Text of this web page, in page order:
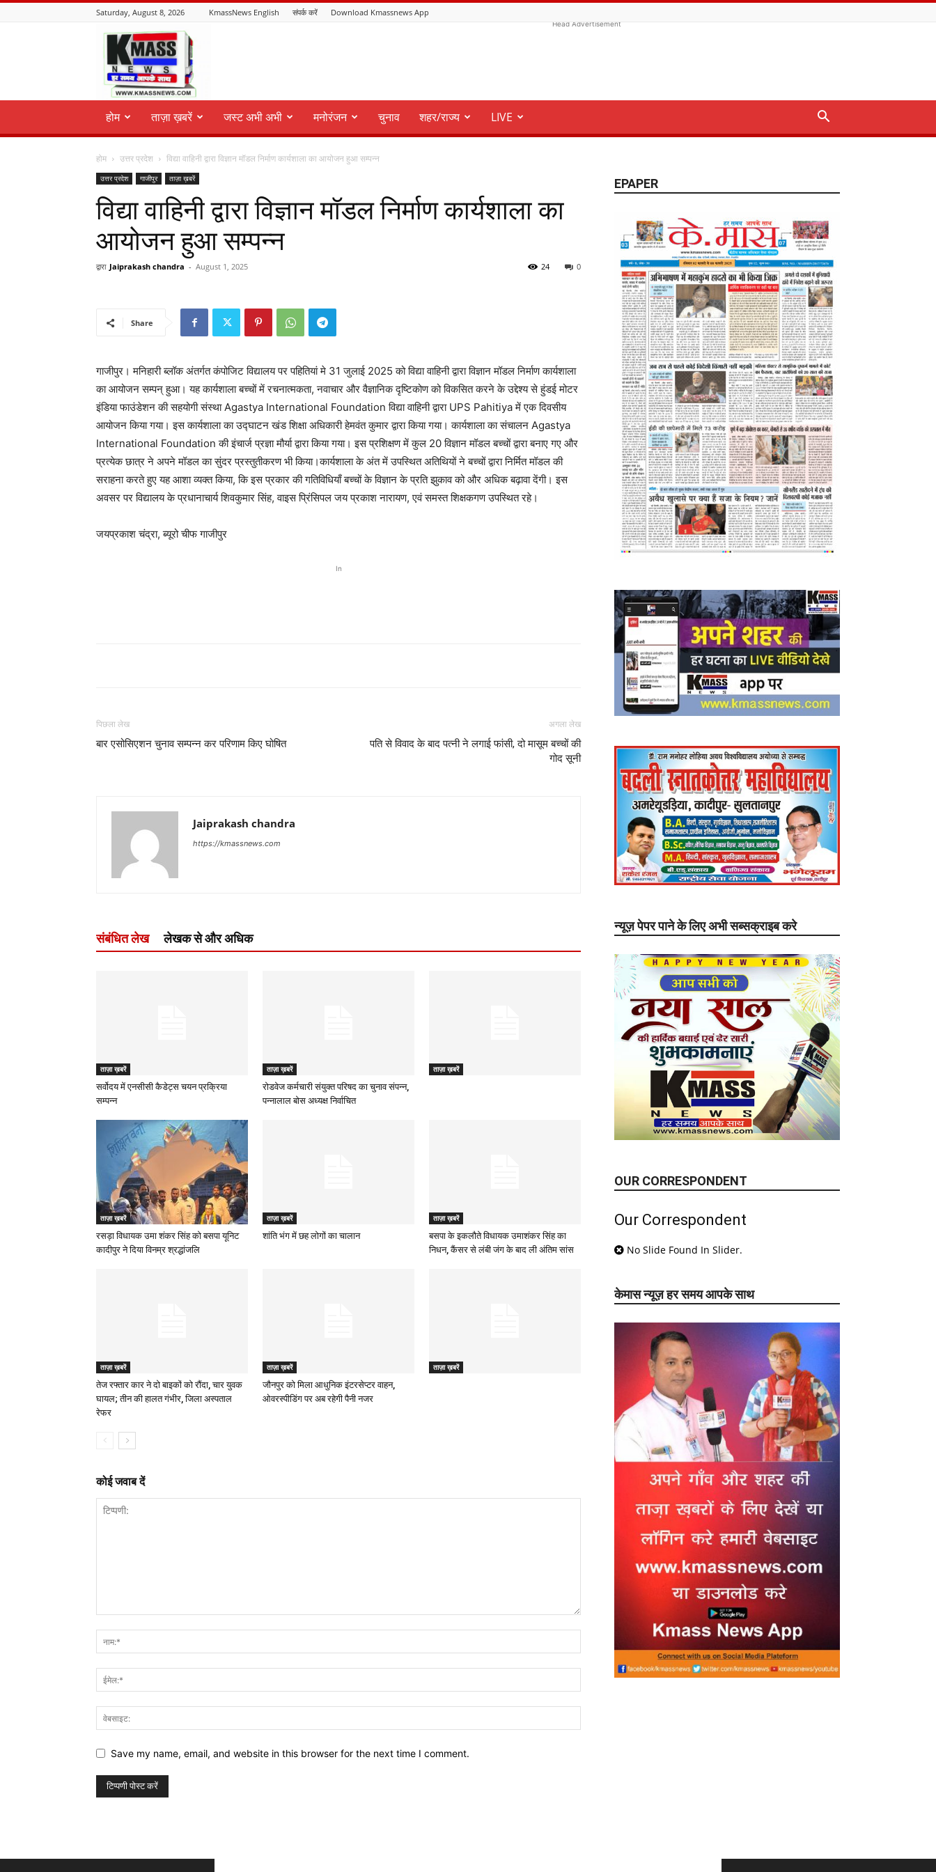
Saturday, August 8, 2026 KmassNews English संपर्क करें Download Kmassnews App
KmassNews
Head Advertisement
होम ताज़ा ख़बरें जस्ट अभी अभी मनोरंजन चुनाव शहर/राज्य LIVE
होम उत्तर प्रदेश विद्या वाहिनी द्वारा विज्ञान मॉडल निर्माण कार्यशाला का आयोजन हुआ सम्पन्न
उत्तर प्रदेश गाजीपुर ताज़ा ख़बरें
विद्या वाहिनी द्वारा विज्ञान मॉडल निर्माण कार्यशाला का
आयोजन हुआ सम्पन्न
द्वारा Jaiprakash chandra - August 1, 2025 0
24
Share
गाजीपुर। मनिहारी ब्लॉक अंतर्गत कंपोजिट विद्यालय पर पहितियां मे 31 जुलाई 2025 को विद्या वाहिनी द्वारा विज्ञान मॉडल निर्माण कार्यशाला
का आयोजन सम्पन् हुआ। यह कार्यशाला बच्चों में रचनात्मकता, नवाचार और वैज्ञानिक दृष्टिकोण को विकसित करने के उद्देश्य से हुंडई मोटर
इंडिया फाउंडेशन की सहयोगी संस्था Agastya International Foundation विद्या वाहिनी द्वारा UPS Pahitiya में एक दिवसीय
आयोजन किया गया। इस कार्यशाला का उद्घाटन खंड शिक्षा अधिकारी हेमवंत कुमार द्वारा किया गया। कार्यशाला का संचालन Agastya
International Foundation की इंचार्ज प्रज्ञा मौर्या द्वारा किया गया। इस प्रशिक्षण में कुल 20 विज्ञान मॉडल बच्चों द्वारा बनाए गए और
प्रत्येक छात्र ने अपने मॉडल का सुंदर प्रस्तुतीकरण भी किया।कार्यशाला के अंत में उपस्थित अतिथियों ने बच्चों द्वारा निर्मित मॉडल की
सराहना करते हुए यह आशा व्यक्त किया, कि इस प्रकार की गतिविधियाँ बच्चों के विज्ञान के प्रति झुकाव को और अधिक बढ़ावा देंगी। इस
अवसर पर विद्यालय के प्रधानाचार्य शिवकुमार सिंह, वाइस प्रिंसिपल जय प्रकाश नारायण, एवं समस्त शिक्षकगण उपस्थित रहे।
जयप्रकाश चंद्रा, ब्यूरो चीफ गाजीपुर
In
पिछला लेख
बार एसोसिएशन चुनाव सम्पन्न कर परिणाम किए घोषित
अगला लेख
पति से विवाद के बाद पत्नी ने लगाई फांसी, दो मासूम बच्चों की
गोद सूनी
Jaiprakash chandra
https://kmassnews.com
संबंधित लेख लेखक से और अधिक
ताज़ा ख़बरें
सर्वोदय में एनसीसी कैडेट्स चयन प्रक्रिया
सम्पन्न
ताज़ा ख़बरें
रोडवेज कर्मचारी संयुक्त परिषद का चुनाव संपन्न,
पन्नालाल बोस अध्यक्ष निर्वाचित
ताज़ा ख़बरें
ताज़ा ख़बरें
रसड़ा विधायक उमा शंकर सिंह को बसपा यूनिट
कादीपुर ने दिया विनम्र श्रद्धांजलि
ताज़ा ख़बरें
शांति भंग में छह लोगों का चालान
ताज़ा ख़बरें
बसपा के इकलौते विधायक उमाशंकर सिंह का
निधन, कैंसर से लंबी जंग के बाद ली अंतिम सांस
ताज़ा ख़बरें
तेज रफ्तार कार ने दो बाइकों को रौंदा, चार युवक
घायल; तीन की हालत गंभीर, जिला अस्पताल
रेफर
ताज़ा ख़बरें
जौनपुर को मिला आधुनिक इंटरसेप्टर वाहन,
ओवरस्पीडिंग पर अब रहेगी पैनी नजर
ताज़ा ख़बरें
कोई जवाब दें
Save my name, email, and website in this browser for the next time I comment.
EPAPER
न्यूज़ पेपर पाने के लिए अभी सब्सक्राइब करे
OUR CORRESPONDENT
Our Correspondent
No Slide Found In Slider.
केमास न्यूज़ हर समय आपके साथ